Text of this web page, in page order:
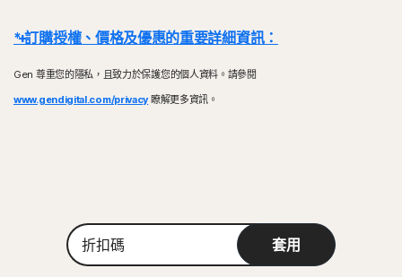
Windows™ 作業系統
Microsoft Windows 10 (所有版本)
Microsoft Windows 8/8.1 (所有版本)。 部分保護功能無法
目前不支援的功能：Norton 雲端備份、Norton 家長防護
網、Norton SafeCam。
能可於訂閱效期內保護特定數量的裝置。VPN 的可用性將受到特定國
Windows™ 作業系統
Mac® 作業系統
執行最新版與前兩版 Apple® macOS 的 Mac。
* 訂購授權、價格及優惠的重要詳細資訊：
詳細資料：交易完成後，訂閱合約即刻生效，且將受到我們
《授權和服務許可協議》的約束。 若要試用，註冊時需要提供付款方式，請
或在此處聯絡我們。
取消和退款：您可於初始購買的 14 天內取消任何每月訂閱合約，或於付款的
Gen 尊重您的隱私，且致力於保護您的個人資料。請參閱
www.gendigital.com/privacy 瞭解更多資訊。
折
扣
碼
套用